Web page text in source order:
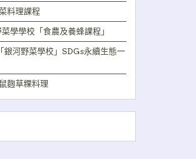
料理課程
學學校「食農及養蜂課程」
銀河野菜學校」SDGs永續生態一
麴草粿料理